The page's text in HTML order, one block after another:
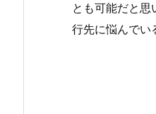
とも可能だと思
行先に悩んでい